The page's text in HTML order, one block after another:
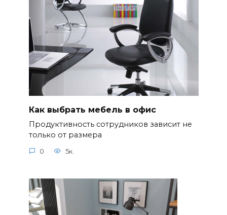
Как выбрать мебель в офис
Продуктивность сотрудников зависит не
только от размера
0 5к.